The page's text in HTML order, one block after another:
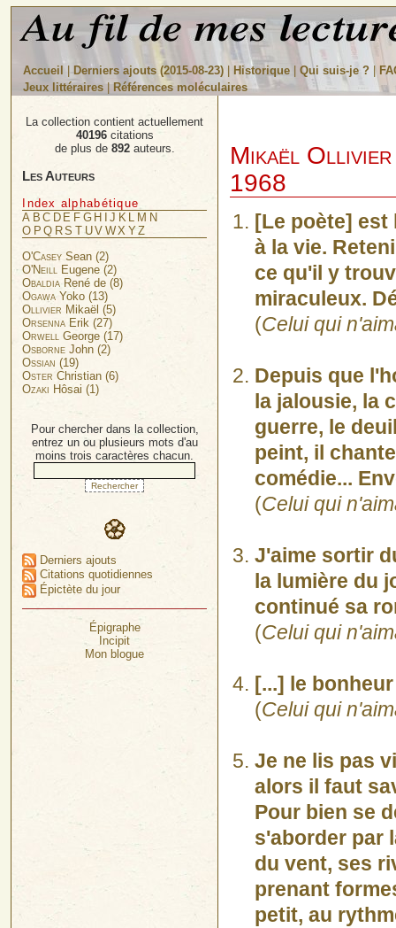
Accueil | Derniers ajouts (2015-08-23) | Historique| Qui suis-je ? |
Jeux littéraires| Références moléculaires
Mikaël Ollivier
1968
[Le poète]
à la vie.
ce qu'il y
miraculeux.
(Celui qui
Depuis que
la jalousie, la
guerre, le
peint, il
comédie...
(Celui qui
J'aime sortir
la lumière du
continué sa
(Celui qui
[...] le
(Celui qui
Je ne lis pas
alors il faut
Pour bien se
s'aborder par
du vent, ses
prenant
petit, au
La collection contient actuellement
40196citations
de plus de 892auteurs.
Les Auteurs
Index alphabétique
A BC D E F G H IJ K L M N
O PQ RST UV WX YZ
O'Casey Sean (2)
O'Neill Eugene (2)
ObaldiaRené de (8)
Ogawa Yoko (13)
Ollivier Mikaël (5)
Orsenna Erik (27)
Orwell George (17)
Osborne John (2)
Ossian (19)
Oster Christian (6)
Ozaki Hôsai (1)
Pour chercher dans la collection,
entrez un ou plusieurs mots d'au
moins trois caractères chacun.
Derniers ajouts
Citations quotidiennes
Épictète du jour
Épigraphe
Incipit
Mon blogue